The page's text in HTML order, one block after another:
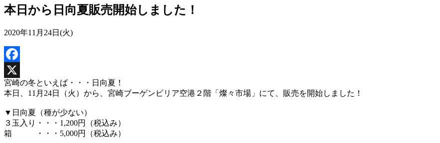
本日から日向夏販売開始しました！
2020年11月24日(火)
Facebook
X
宮崎の冬といえば・・・日向夏！
本日、11月24日（火）から、宮崎ブーゲンビリア空港２階「燦々市場」にて、販売を開始しました！
▼日向夏（種が少ない）
３玉入り・・・1,200円（税込み）
箱 ・・・5,000円（税込み）